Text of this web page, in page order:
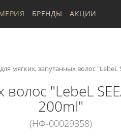
БРЕНДЫ АКЦИИ
мягких, запутанных волос "LebeL
"LebeL
200ml"
(НФ-00029358)